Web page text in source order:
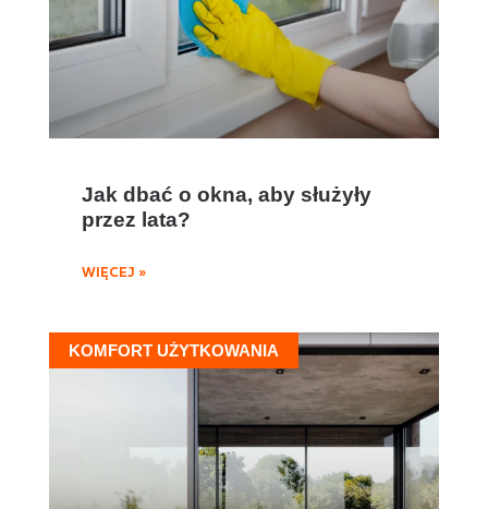
Jak dbać o okna, aby służyły
przez lata?
WIĘCEJ »
KOMFORT UŻYTKOWANIA